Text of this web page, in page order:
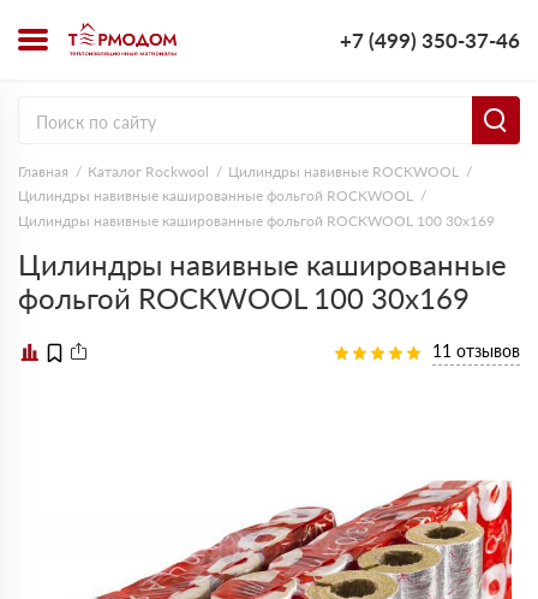
+7 (499) 350-37-46
Главная Каталог Rockwool
Цилиндры навивные ROCKWOOL
Цилиндры навивные кашированные фольгой ROCKWOOL
Цилиндры навивные кашированные фольгой ROCKWOOL 100 30х169
Цилиндры навивные кашированные
фольгой ROCKWOOL 100 30х169
11 отзывов